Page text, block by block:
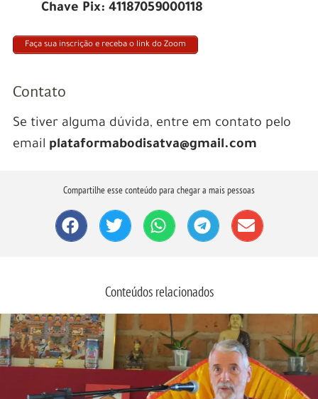
Chave Pix: 41187059000118
Faça sua inscrição e receba o link do Zoom
Contato
Se tiver alguma dúvida, entre em contato pelo
email plataformabodisatva@gmail.com
Compartilhe esse conteúdo para chegar a mais pessoas
Conteúdos relacionados